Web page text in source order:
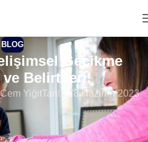
BLOG
Gecikme
ve Belirtileri!
YiğitTarih: 28 Haziran 2023
adından da anlaşılacağı üzere
bakım becerileri, sosyal ve
ve dil becerileri ile bilişsel